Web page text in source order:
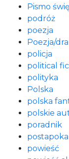
Pismo
podróż
poezja
Poezja/
policja
political
polityka
Polska
polska
polskie
poradnik
powieść